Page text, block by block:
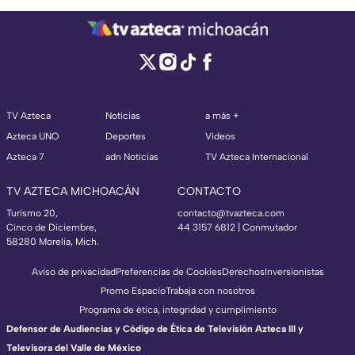
TV Azteca
Azteca UNO
Azteca 7
Noticias
Deportes
adn Noticias
a más +
Videos
TV Azteca Internacional
TV AZTECA MICHOACÁN
Turismo 20,
Cinco de Diciembre,
58280 Morelia, Mich.
CONTACTO
contacto@tvazteca.com
44 3157 6812 | Conmutador
Aviso de privacidadPreferencias de CookiesDerechosInversionistas
Promo EspacioTrabaja con nosotros
Programa de ética, integridad y cumplimiento
Defensor de Audiencias y Código de Ética de Televisión Azteca III y
Televisora del Valle de México